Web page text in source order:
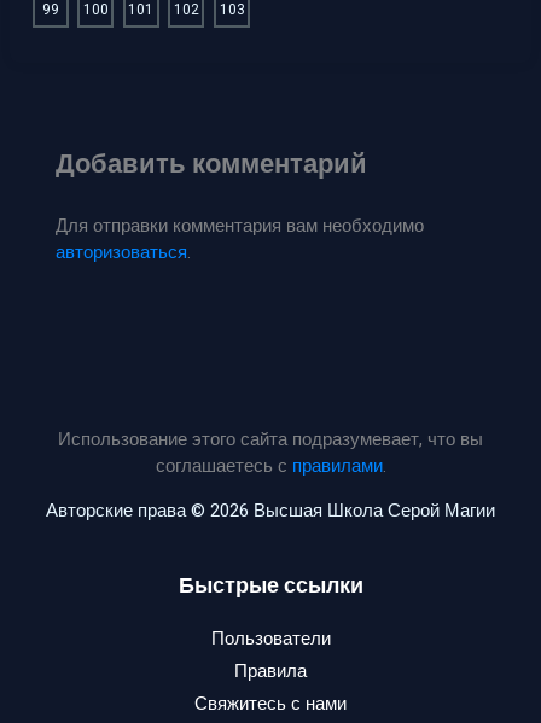
99
100 101 102 103
Добавить комментарий
Для отправки комментария вам необходимо
авторизоваться.
Использование этого сайта подразумевает, что вы
соглашаетесь с правилами.
Авторские права © 2026 Высшая Школа Серой Магии
Быстрые ссылки
Пользователи
Правила
Свяжитесь с нами